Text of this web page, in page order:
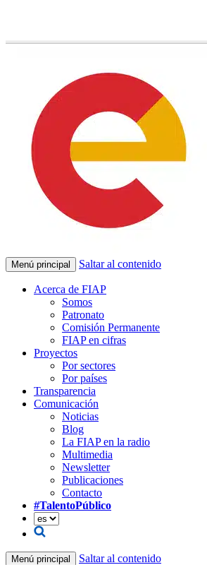
Menú principal Saltar al contenido
Acerca de FIAP
Somos
Patronato
Comisión Permanente
FIAP en cifras
Proyectos
Por sectores
Por países
Transparencia
Comunicación
Noticias
Blog
La FIAP en la radio
Multimedia
Newsletter
Publicaciones
Contacto
#TalentoPúblico
Menú principal Saltar al contenido